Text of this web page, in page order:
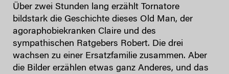
Über zwei Stunden lang erzählt Tornatore
bildstark die Geschichte dieses Old Man, der
agoraphobiekranken Claire und des
sympathischen Ratgebers Robert. Die drei
wachsen zu einer Ersatzfamilie zusammen. Aber
die Bilder erzählen etwas ganz Anderes, und das